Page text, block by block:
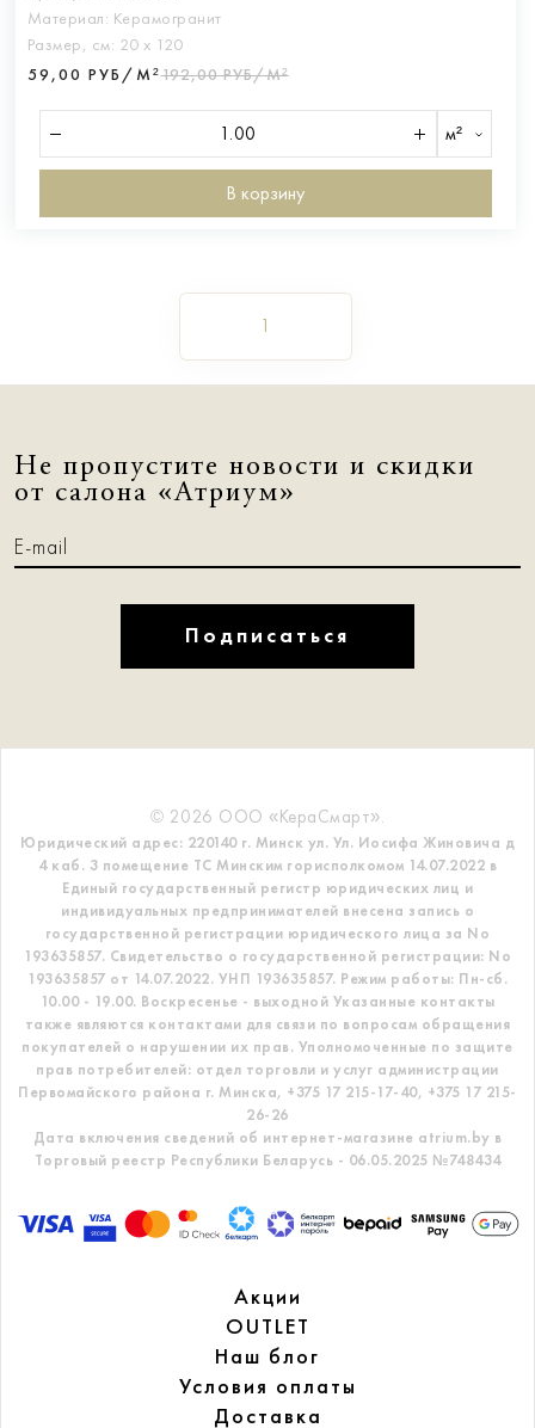
Материал: Керамогранит
Размер, см: 20 х 120
59,00 РУБ/М²192,00 РУБ/М²
м²
В корзину
1
Не пропустите новости и скидки
от салона «Атриум»
Подписаться
© 2026 ООО «КераСмарт».
Юридический адрес: 220140 г. Минск ул. Ул. Иосифа Жиновича д
4 каб. 3 помещение ТС Минским горисполкомом 14.07.2022 в
Единый государственный регистр юридических лиц и
индивидуальных предпринимателей внесена запись о
государственной регистрации юридического лица за No
193635857. Свидетельство о государственной регистрации: No
193635857 от 14.07.2022. УНП 193635857. Режим работы: Пн-сб.
10.00 - 19.00. Воскресенье - выходной Указанные контакты
также являются контактами для связи по вопросам обращения
покупателей о нарушении их прав. Уполномоченные по защите
прав потребителей: отдел торговли и услуг администрации
Первомайского района г. Минска, +375 17 215-17-40, +375 17 215-
26-26
Дата включения сведений об интернет-магазине atrium.by в
Торговый реестр Республики Беларусь - 06.05.2025 №748434
Акции
OUTLET
Наш блог
Условия оплаты
Доставка